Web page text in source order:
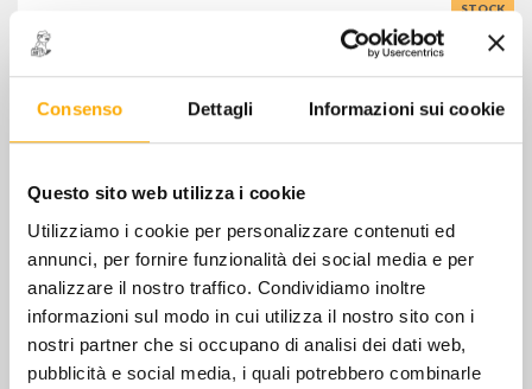
Consenso Dettagli Informazioni sui cookie
Questo sito web utilizza i cookie
Utilizziamo i cookie per personalizzare contenuti ed
annunci, per fornire funzionalità dei social media e per
analizzare il nostro traffico. Condividiamo inoltre
informazioni sul modo in cui utilizza il nostro sito con i
nostri partner che si occupano di analisi dei dati web,
pubblicità e social media, i quali potrebbero combinarle
pulisci mbx
martelli scalpellatori pneumatici
accessori per utensili pneumatici
pistole, tubi e avvolgitubi per aria compressa
innesti e rubinetti rapidi (raccordi aria)
STOCK
CP 7150K - MARTELLO SCALPELLATORE
STOCK
€ 14,00+ IVA